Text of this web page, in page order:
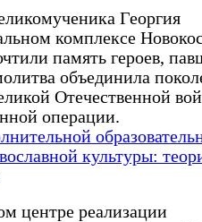
Георгия
комплексе
память героев,
объединила
Отечественной
операции.
культуры:
центре реализации